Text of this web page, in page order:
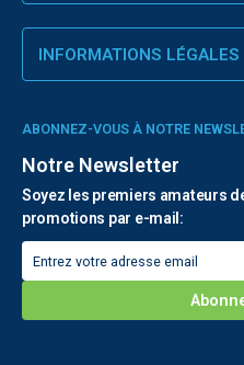
INFORMATIONS LÉGALES
ABONNEZ-VOUS À NOTRE
Notre Newsletter
Soyez les premiers amateurs
promotions par e-mail: